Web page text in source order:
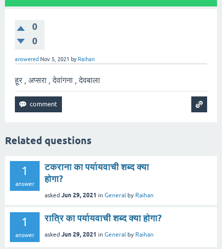
0
0
answered Nov 5, 2021 by Raihan
हूर , अप्सरा , देवांगना , देवबाला
Related questions
1
answer
टकराना का पर्यायवाची शब्द क्या
होगा?
asked Jun 29, 2021 in General by Raihan
1
answer
रात्रि का पर्यायवाची शब्द क्या होगा?
asked Jun 29, 2021 in General by Raihan